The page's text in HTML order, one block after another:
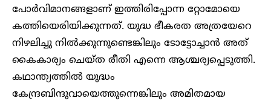
പോർവിമാനങ്ങളാണ് ഇത്തിരിപ്പോന്ന റ്റോമോയെ
കത്തിയെരിയിക്കുന്നത്. യുദ്ധ ഭീകരത അത്രയേറെ
നിഴലിച്ചു നിൽക്കുന്നുണ്ടെങ്കിലും ടോട്ടോച്ചാൻ അത്
കൈകാര്യം ചെയ്ത രീതി എന്നെ ആശ്ചര്യപ്പെടുത്തി.
കഥാന്ത്യത്തിൽ യുദ്ധം
കേന്ദ്രബിന്ദുവായെത്തുന്നെങ്കിലും അമിതമായ